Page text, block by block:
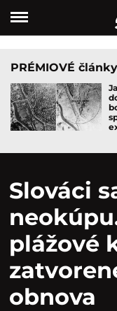
PRÉMIOVÉ články
Slováci
plážové
obnova